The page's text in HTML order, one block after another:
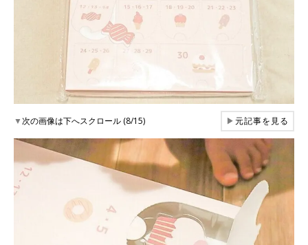
▼次の画像は下へスクロール (8/15) ▶元記事を見る